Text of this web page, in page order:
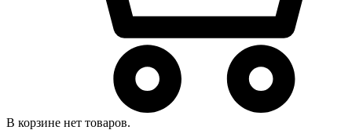
В корзине нет товаров.